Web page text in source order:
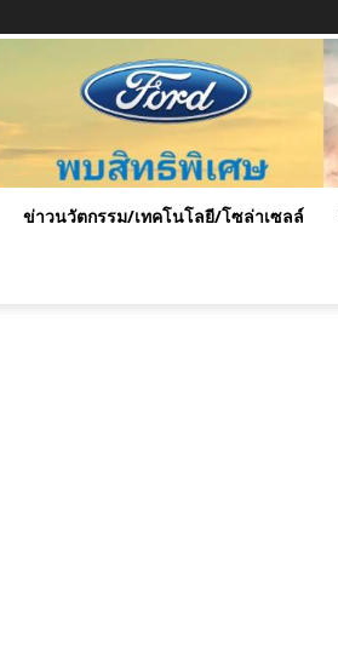
ข่าวนวัตกรรม/เทคโนโลยี/โซล่าเซลล์